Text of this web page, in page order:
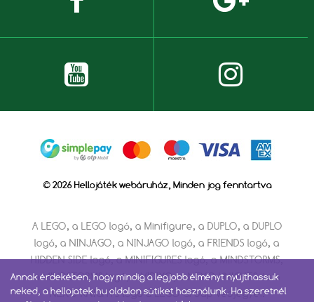
© 2026 Hellojáték webáruház, Minden jog fenntartva
A LEGO, a LEGO logó, a Minifigure, a DUPLO, a DUPLO
logó, a NINJAGO, a NINJAGO logó, a FRIENDS logó, a
HIDDEN SIDE logó, a MINIFIGURES logó, a MINDSTORMS,
a MINDSTORMS logó, a VIDIYO, a NEXO KNIGHTS és a
NEXO KNIGHTS logó a LEGO Group védjegyei.
Annak érdekében, hogy mindig a legjobb élményt nyújthassuk
neked, a hellojatek.hu oldalon sütiket használunk. Ha szeretnél